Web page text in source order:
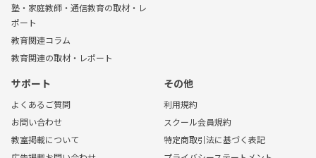
塾・家庭教師・通信教育の取材・レ
ポート
教育関連コラム
教育関連の取材・レポート
サポート
よくあるご質問
お問い合わせ
教室掲載について
その他
利用規約
スクール会員規約
特定商取引法に基づく表記